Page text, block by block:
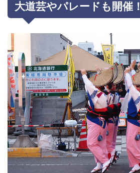
大道芸やパレードも開催！